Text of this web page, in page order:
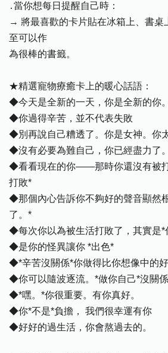
․當你想每日提醒自己時：
→ 將最喜歡的卡片貼在冰箱上、書桌
至可以作
為很棒的書籤。
★精選寵物療癒卡上的暖心話語：
◆今天是全新的一天，你是全新的你
◆你過得辛苦，並不代表失敗
◆別再說自己糟透了。你是女神。你
◆沒有必要為難自己，你已經盡力了。
◆看看現在的你――那時你還沒有被
打敗*
◆那個內心告訴你不夠好的聲音顯然
了。*
◆每次你以為被生活打敗了，其實是*
◆是你的怪異讓你 *出色*
◆*辛苦沒關係*你做得比你想像中的好
◆你可以隨波逐流。*做你自己*沒關係
◆*嘿。*你很重要。有你真好。
◆你*不是*負擔， 我們很幸運有你
◆好好的過生活，你會熬過去的。